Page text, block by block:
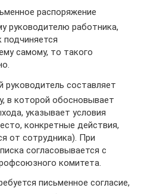
распоряжение
руководителю работника,
подчиняется
самому, то такого
руководитель составляет
в которой обосновывает
указывает условия
конкретные действия,
от сотрудника). При
согласовывается с
комитета.
письменное согласие,